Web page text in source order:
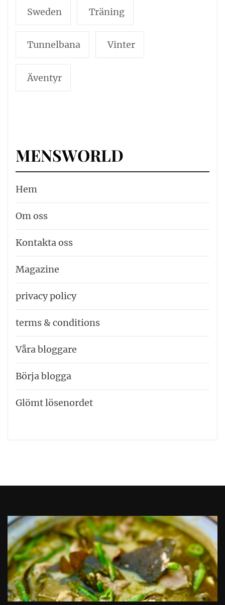
Sweden Träning
Tunnelbana Vinter
Äventyr
MENSWORLD
Hem
Om oss
Kontakta oss
Magazine
privacy policy
terms & conditions
Våra bloggare
Börja blogga
Glömt lösenordet